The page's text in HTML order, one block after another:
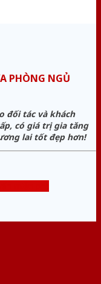
PHÒNG NGỦ
đối tác và khách
có giá trị gia tăng
lai tốt đẹp hơn!
miễn phí: